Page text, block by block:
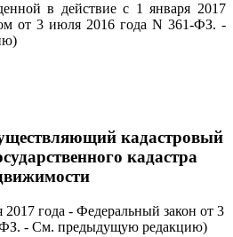
в действие с 1 января 2017
от 3 июля 2016 года N 361-ФЗ. -
кадастровый
кадастра
2017 года - Федеральный закон от 3
- См. предыдущую редакцию)